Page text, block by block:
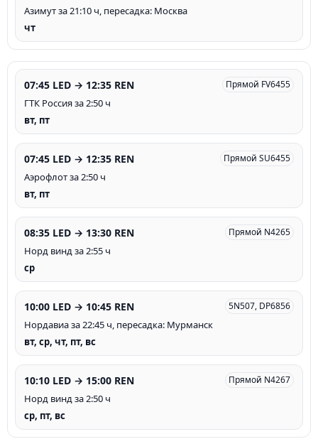
Азимут за 21:10 ч, пересадка: Москва
чт
07:45 LED → 12:35 REN Прямой FV6455
ГТК Россия за 2:50 ч
вт, пт
07:45 LED → 12:35 REN Прямой SU6455
Аэрофлот за 2:50 ч
вт, пт
08:35 LED → 13:30 REN Прямой N4265
Норд винд за 2:55 ч
ср
10:00 LED → 10:45 REN 5N507, DP6856
Нордавиа за 22:45 ч, пересадка: Мурманск
вт, ср, чт, пт, вс
10:10 LED → 15:00 REN Прямой N4267
Норд винд за 2:50 ч
ср, пт, вс